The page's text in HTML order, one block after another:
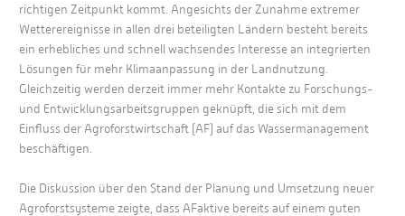
richtigen Zeitpunkt kommt. Angesichts der Zunahme extremer
Wetterereignisse in allen drei beteiligten Ländern besteht bereits
ein erhebliches und schnell wachsendes Interesse an integrierten
Lösungen für mehr Klimaanpassung in der Landnutzung.
Gleichzeitig werden derzeit immer mehr Kontakte zu Forschungs-
und Entwicklungsarbeitsgruppen geknüpft, die sich mit dem
Einfluss der Agroforstwirtschaft (AF) auf das Wassermanagement
beschäftigen.
Die Diskussion über den Stand der Planung und Umsetzung neuer
Agroforstsysteme zeigte, dass AFaktive bereits auf einem guten